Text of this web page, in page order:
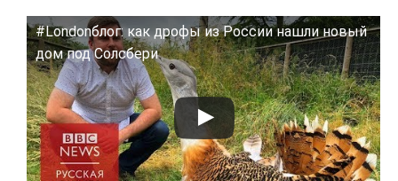
#Londonблог: как дрофы из России нашли новый
дом под Солсбери
Смотрите это видео на YouTube